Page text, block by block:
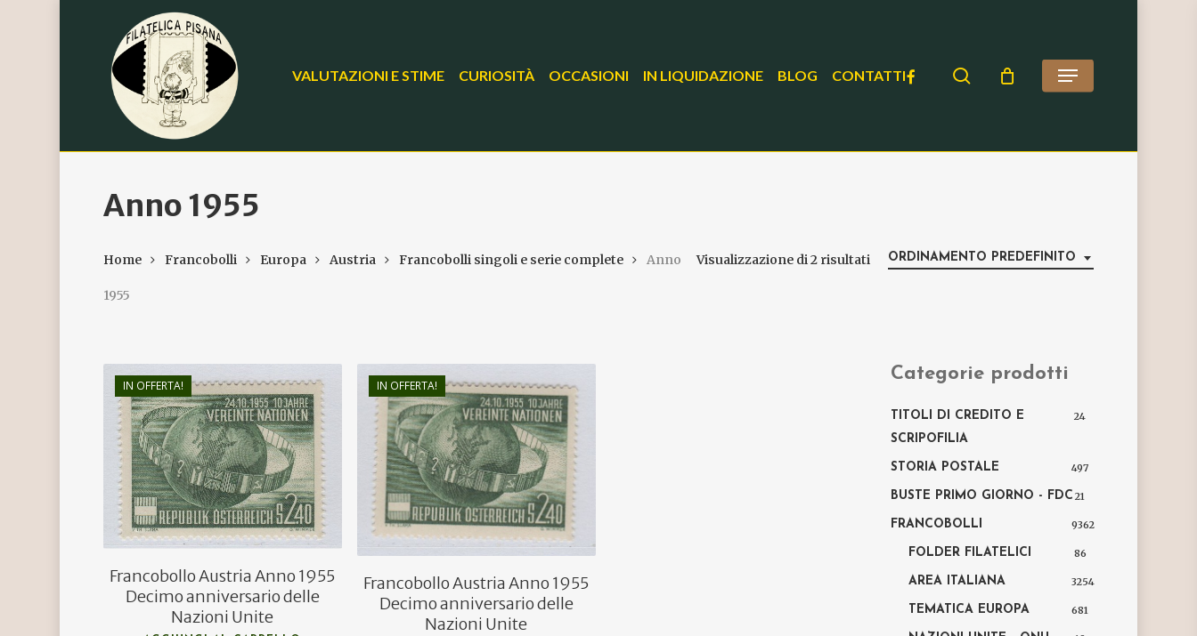
VALUTAZIONI E STIME CURIOSITÀ OCCASIONI IN LIQUIDAZIONE BLOG CONTATTIFACEBOOK search Menu
Anno 1955
ORDINAMENTO PREDEFINITO
Visualizzazione di 2 risultati
Home Francobolli Europa Austria Francobolli singoli e serie complete Anno
1955
IN OFFERTA!
€22,00
€13,50
Francobollo Austria Anno 1955
Decimo anniversario delle
Nazioni Unite
IN OFFERTA!
€22,00
€13,50
Francobollo Austria Anno 1955
Decimo anniversario delle
Nazioni Unite
Categorie prodotti
TITOLI DI CREDITO E
SCRIPOFILIA
24
STORIA POSTALE 497
BUSTE PRIMO GIORNO - FDC 21
FRANCOBOLLI 9362
FOLDER FILATELICI 86
AREA ITALIANA 3254
TEMATICA EUROPA 681